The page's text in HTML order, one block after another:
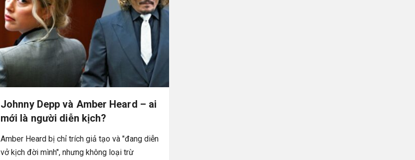
Johnny Depp và Amber Heard – ai
mới là người diễn kịch?
Amber Heard bị chỉ trích giả tạo và "đang diễn
vở kịch đời mình", nhưng không loại trừ